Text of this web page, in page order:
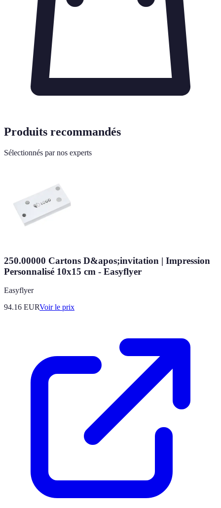
Produits recommandés
Sélectionnés par nos experts
250.00000 Cartons D&apos;invitation | Impression
Personnalisé 10x15 cm - Easyflyer
Easyflyer
94.16 EURVoir le prix